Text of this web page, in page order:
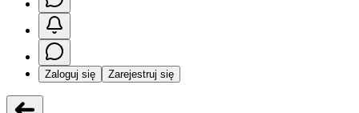
Zaloguj się Zarejestruj się